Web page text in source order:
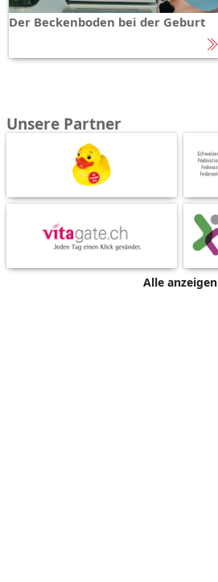
Der Beckenboden bei der Geburt
Unsere Partner
Alle anzeigen